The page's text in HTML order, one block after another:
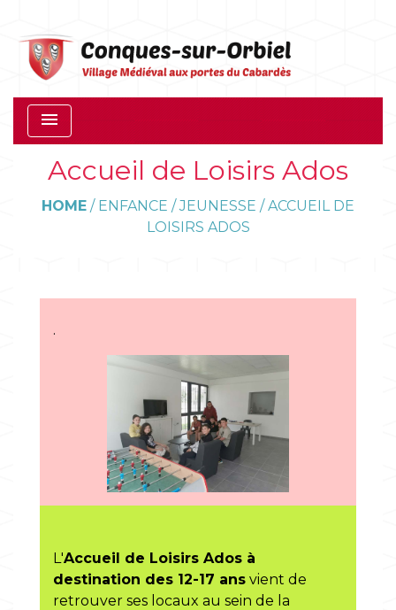
menu
Accueil de Loisirs Ados
HOME / ENFANCE / JEUNESSE /ACCUEIL DE
LOISIRS ADOS
.
L'Accueil de Loisirs Ados à
destination des 12-17 ans vient de
retrouver ses locaux au sein de la